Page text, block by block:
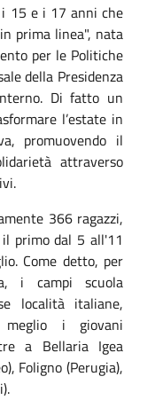
15 e i 17 anni che
prima linea", nata
per le Politiche
della Presidenza
Di fatto un
l’estate in
promuovendo il
attraverso
366 ragazzi,
primo dal 5 all'11
Come detto, per
i campi scuola
località italiane,
meglio i giovani
a Bellaria Igea
Foligno (Perugia),